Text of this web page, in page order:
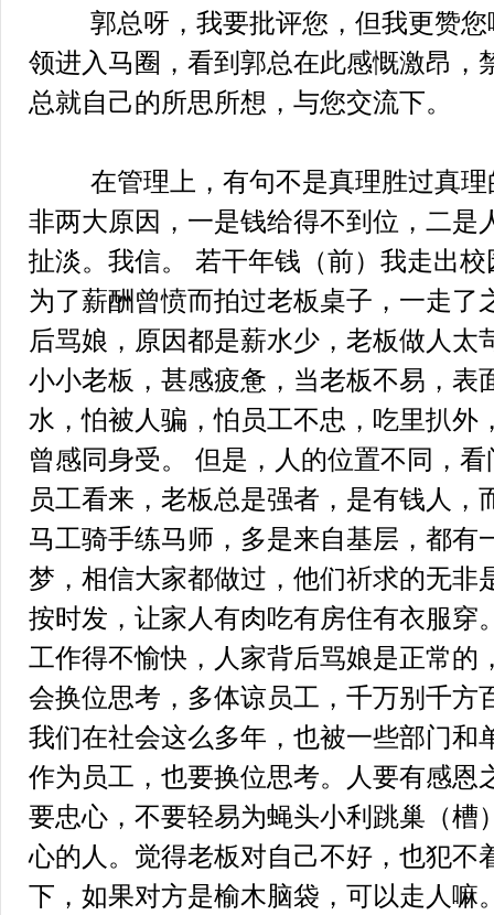
郭总呀，我要批评您，但我更赞您
领进入马圈，看到郭总在此感慨激昂，
总就自己的所思所想，与您交流下。
在管理上，有句不是真理胜过真理
非两大原因，一是钱给得不到位，二是
扯淡。我信。 若干年钱（前）我走出
为了薪酬曾愤而拍过老板桌子，一走了
后骂娘，原因都是薪水少，老板做人太
小小老板，甚感疲惫，当老板不易，表
水，怕被人骗，怕员工不忠，吃里扒外
曾感同身受。 但是，人的位置不同，
员工看来，老板总是强者，是有钱人，
马工骑手练马师，多是来自基层，都有
梦，相信大家都做过，他们祈求的无非
按时发，让家人有肉吃有房住有衣服穿
工作得不愉快，人家背后骂娘是正常的
会换位思考，多体谅员工，千万别千方
我们在社会这么多年，也被一些部门和
作为员工，也要换位思考。人要有感恩
要忠心，不要轻易为蝇头小利跳巢（槽
心的人。觉得老板对自己不好，也犯不
下，如果对方是榆木脑袋，可以走人嘛